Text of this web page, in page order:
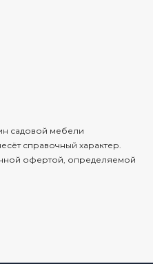
садовой мебели
справочный характер.
офертой, определяемой